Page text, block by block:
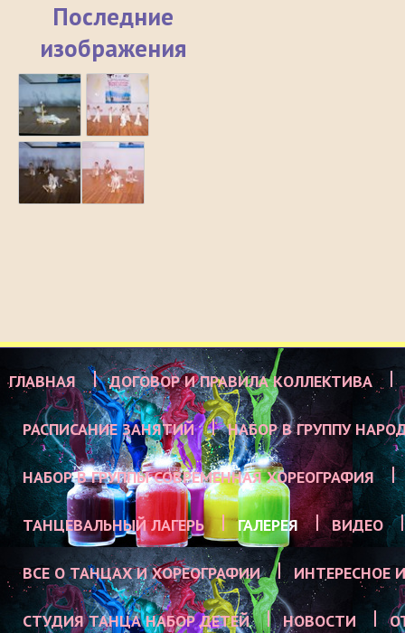
Последние
изображения
ГЛАВНАЯ ДОГОВОР И ПРАВИЛА КОЛЛЕКТИВА
РАСПИСАНИЕ ЗАНЯТИЙ НАБОР В ГРУППУ
НАБОР В ГРУППЫ СОВРЕМЕННАЯ ХОРЕОГРАФИЯ
ТАНЦЕВАЛЬНЫЙ ЛАГЕРЬ ГАЛЕРЕЯ ВИДЕО
ВСЕ О ТАНЦАХ И ХОРЕОГРАФИИ ИНТЕРЕСНОЕ
СТУДИЯ ТАНЦА НАБОР ДЕТЕЙ НОВОСТИ